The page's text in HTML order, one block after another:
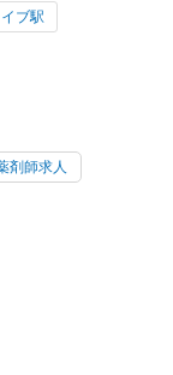
ブ駅
剤師求人